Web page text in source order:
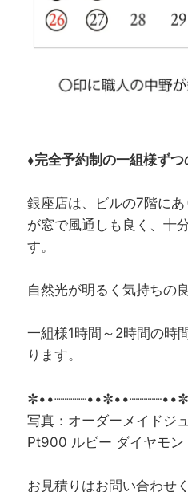
♦完全予約制の一組様ずつ
銀座店は、ビルの7階に
が窓で風通しも良く、十
す。
自然光が明るく気持ちの
一組様1時間～2時間の時
ります。
✼••┈┈┈┈••✼••┈┈┈┈••✼
写真：オーダーメイドジ
Pt900 ルビー ダイヤモン
お見積りはお問い合わせ